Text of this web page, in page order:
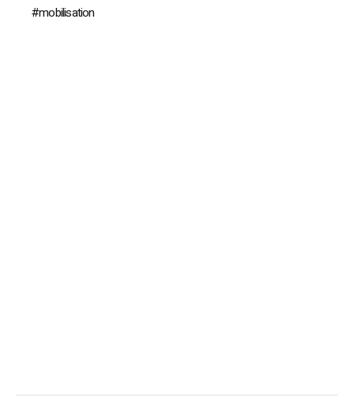
mobilisation